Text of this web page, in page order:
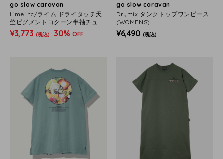
go slow caravan
Lime.inc/ライム ドライタッチ天
竺ピグメントコクーン半袖チュニ
ック (WOMENS)
¥3,773 (税込) 30% OFF
go slow caravan
Drymix タンクトップワンピース
(WOMENS)
¥6,490 (税込)